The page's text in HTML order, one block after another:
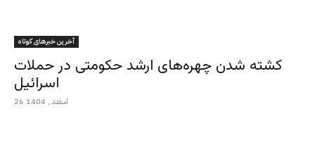
آخرین خبرهای کوتاه
کشته شدن چهره‌های ارشد حکومتی در حملات
اسرائیل
26 اسفند , 1404